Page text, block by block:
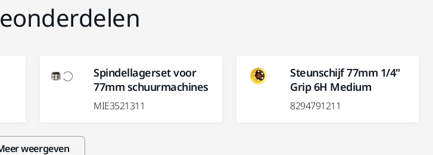
Spindellagerset voor
77mm schuurmachines
MIE3521311
Steunschijf 77mm 1/4"
Grip 6H Medium
8294791211
weergeven